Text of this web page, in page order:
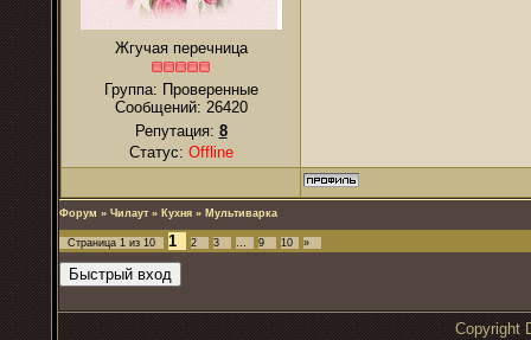
Жгучая перечница
Группа: Проверенные
Сообщений: 26420
Репутация: 8
Статус: Offline
Форум » Чилаут » Кухня » Мультиварка
Страница 1 из 10 1 2 3 … 9 10 »
Copyright